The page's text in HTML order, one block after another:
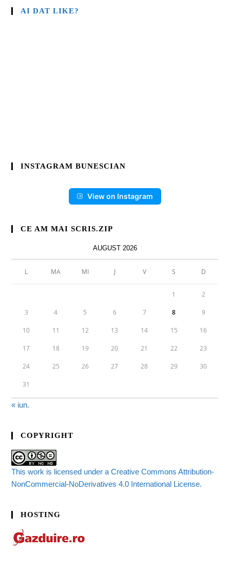
AI DAT LIKE?
INSTAGRAM BUNESCIAN
View on Instagram
CE AM MAI SCRIS.ZIP
AUGUST 2026
L MA MI J V S D
1 2
3 4 5 6 7 8 9
10 11 12 13 14 15 16
17 18 19 20 21 22 23
24 25 26 27 28 29 30
31
« iun.
COPYRIGHT
This work is licensed under a Creative Commons Attribution-
NonCommercial-NoDerivatives 4.0 International License.
HOSTING